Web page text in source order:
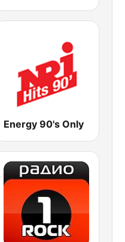
Energy 90's Only